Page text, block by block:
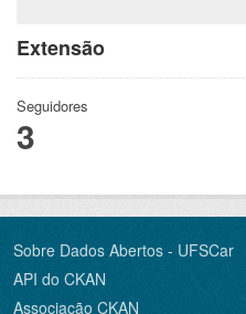
Extensão
Seguidores
3
Sobre Dados Abertos - UFSCar
API do CKAN
Associação CKAN